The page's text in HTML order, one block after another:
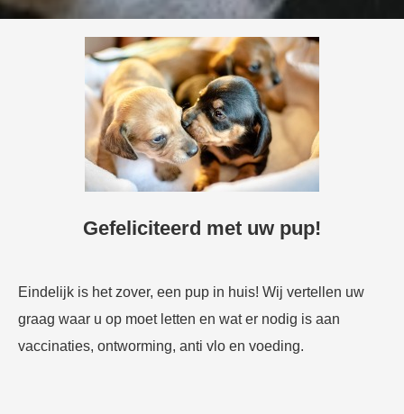
Gefeliciteerd met uw pup!
Eindelijk is het zover, een pup in huis! Wij vertellen uw
graag waar u op moet letten en wat er nodig is aan
vaccinaties, ontworming, anti vlo en voeding.